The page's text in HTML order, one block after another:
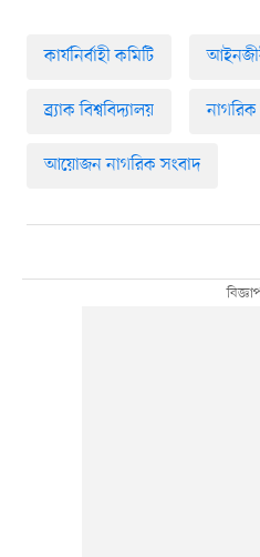
কার্যনির্বাহী কমিটি
ব্র্যাক বিশ্ববিদ্যালয়
আয়োজন নাগরিক সংবাদ